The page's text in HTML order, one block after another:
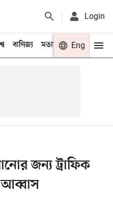
Login
বাণিজ্য মতামত খেলা
Eng
জন্য ট্রাফিক